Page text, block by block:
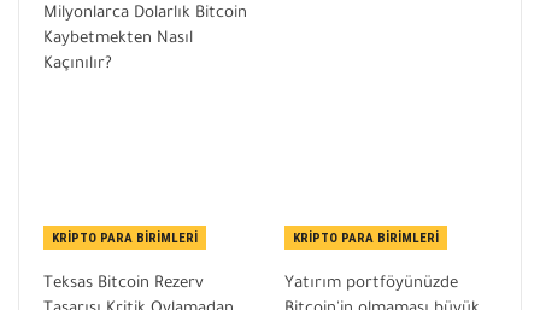
Milyonlarca Dolarlık Bitcoin
Kaybetmekten Nasıl
Kaçınılır?
KRIPTO PARA BIRIMLERI
Teksas Bitcoin Rezerv
KRIPTO PARA BIRIMLERI
Yatırım portföyünüzde